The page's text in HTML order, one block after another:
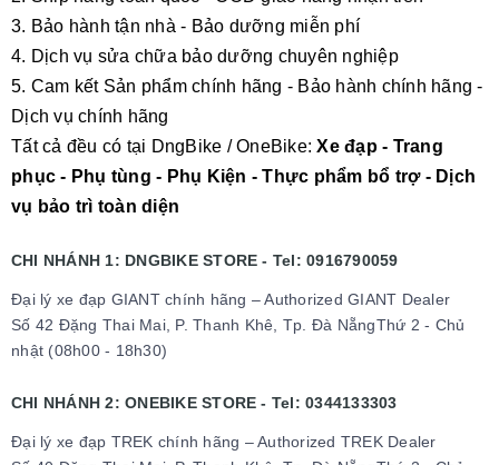
3. Bảo hành tận nhà - Bảo dưỡng miễn phí
4. Dịch vụ sửa chữa bảo dưỡng chuyên nghiệp
5. Cam kết Sản phẩm chính hãng - Bảo hành chính hãng -
Dịch vụ chính hãng
Tất cả đều có tại DngBike / OneBike: Xe đạp - Trang
phục - Phụ tùng - Phụ Kiện - Thực phẩm bổ trợ - Dịch
vụ bảo trì toàn diện
CHI NHÁNH 1: DNGBIKE STORE - Tel: 0916790059
Đại lý xe đạp GIANT chính hãng – Authorized GIANT Dealer
Số 42 Đặng Thai Mai, P. Thanh Khê, Tp. Đà NẵngThứ 2 - Chủ
nhật (08h00 - 18h30)
CHI NHÁNH 2: ONEBIKE STORE - Tel: 0344133303
Đại lý xe đạp TREK chính hãng – Authorized TREK Dealer